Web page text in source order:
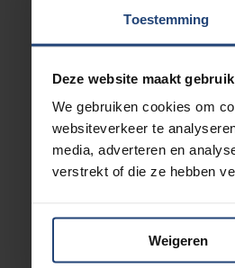
Toestemming
Deze website maakt
We gebruiken cookies om
websiteverkeer te
media, adverteren en
verstrekt of die ze hebben
Weigeren